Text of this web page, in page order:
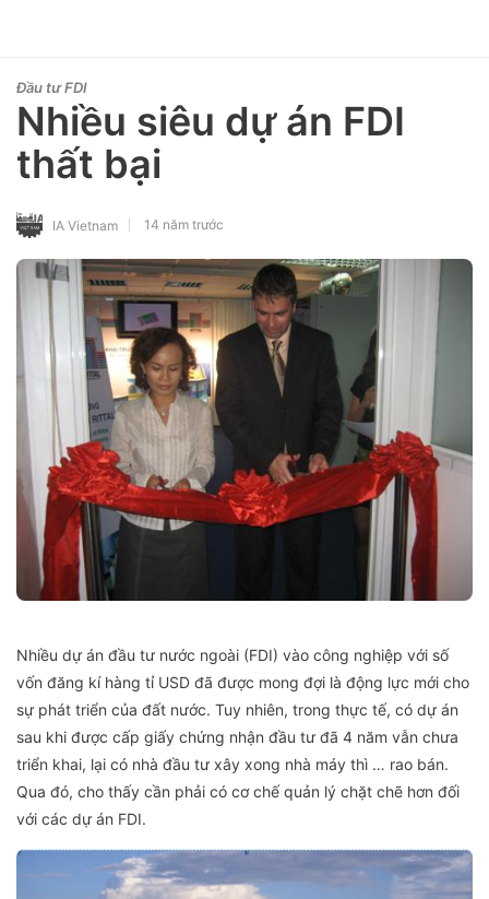
Đầu tư FDI
Nhiều siêu dự án FDI
thất bại
IA Vietnam 14 năm trước
Nhiều dự án đầu tư nước ngoài (FDI) vào công nghiệp với số
vốn đăng kí hàng tỉ USD đã được mong đợi là động lực mới cho
sự phát triển của đất nước. Tuy nhiên, trong thực tế, có dự án
sau khi được cấp giấy chứng nhận đầu tư đã 4 năm vẫn chưa
triển khai, lại có nhà đầu tư xây xong nhà máy thì … rao bán.
Qua đó, cho thấy cần phải có cơ chế quản lý chặt chẽ hơn đối
với các dự án FDI.